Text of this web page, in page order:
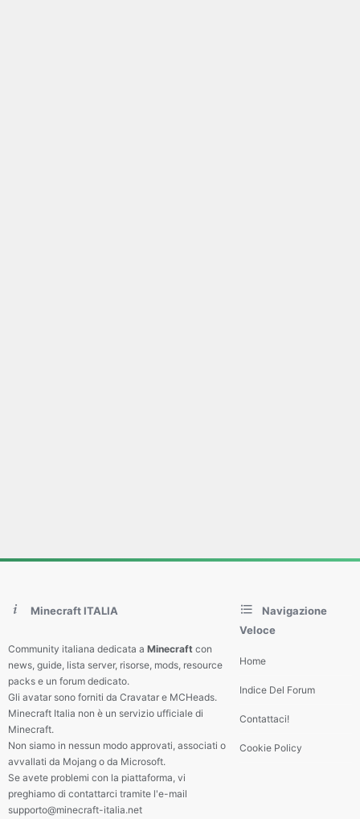
Minecraft ITALIA
Community italiana dedicata a Minecraft con
news, guide, lista server, risorse, mods, resource
packs e un forum dedicato.
Gli avatar sono forniti da Cravatar e MCHeads.
Minecraft Italia non è un servizio ufficiale di
Minecraft.
Non siamo in nessun modo approvati, associati o
avvallati da Mojang o da Microsoft.
Se avete problemi con la piattaforma, vi
preghiamo di contattarci tramite l'e-mail
supporto@minecraft-italia.net
Navigazione
Veloce
Home
Indice Del Forum
Contattaci!
Cookie Policy